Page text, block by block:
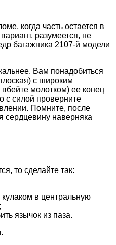
когда часть остается в
разумеется, не
багажника 2107-й модели
Вам понадобиться
с широким
молотком) ее конец
с силой проверните
Помните, после
сердцевину наверняка
то сделайте так:
в центральную
язычок из паза.